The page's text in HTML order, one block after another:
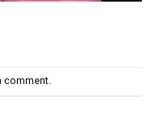
comment.